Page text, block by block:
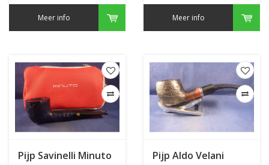
Meer info Meer info
Pijp Savinelli Minuto
Pijp Aldo Velani